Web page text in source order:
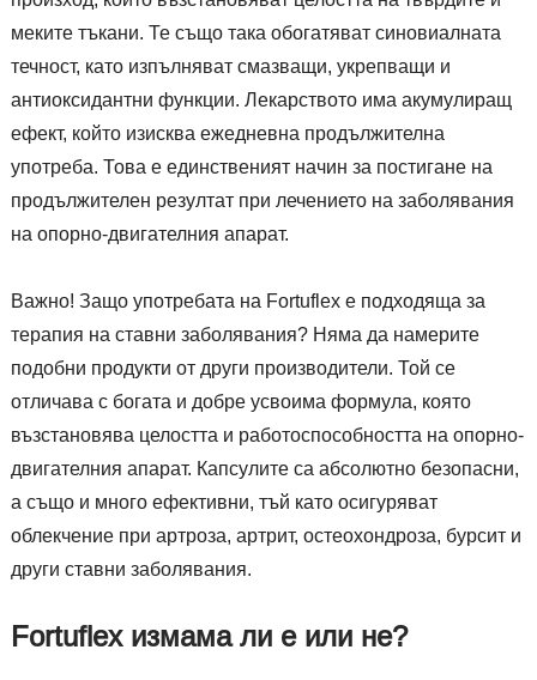
меките тъкани. Те също така обогатяват синовиалната
течност, като изпълняват смазващи, укрепващи и
антиоксидантни функции. Лекарството има акумулиращ
ефект, който изисква ежедневна продължителна
употреба. Това е единственият начин за постигане на
продължителен резултат при лечението на заболявания
на опорно-двигателния апарат.
Важно! Защо употребата на Fortuflex е подходяща за
терапия на ставни заболявания? Няма да намерите
подобни продукти от други производители. Той се
отличава с богата и добре усвоима формула, която
възстановява целостта и работоспособността на опорно-
двигателния апарат. Капсулите са абсолютно безопасни,
а също и много ефективни, тъй като осигуряват
облекчение при артроза, артрит, остеохондроза, бурсит и
други ставни заболявания.
Fortuflex измама ли е или не?